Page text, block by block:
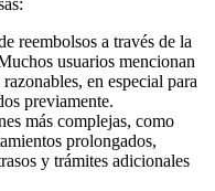
reembolsos a través de la
usuarios mencionan
en especial para
previamente.
más complejas, como
prolongados,
y trámites adicionales